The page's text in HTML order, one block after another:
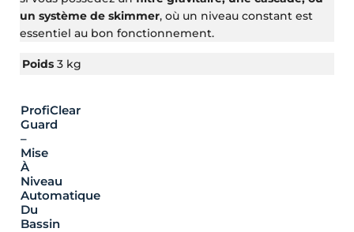
un système de skimmer, où un niveau constant est
essentiel au bon fonctionnement.
Poids 3 kg
ProfiClear
Guard
–
Mise
À
Niveau
Automatique
Du
Bassin